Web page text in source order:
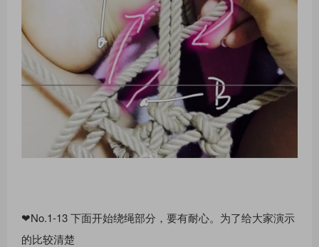
❤No.1-13 下⾯开始绕绳部分，要有耐⼼。为了给⼤家演⽰
的⽐较清楚